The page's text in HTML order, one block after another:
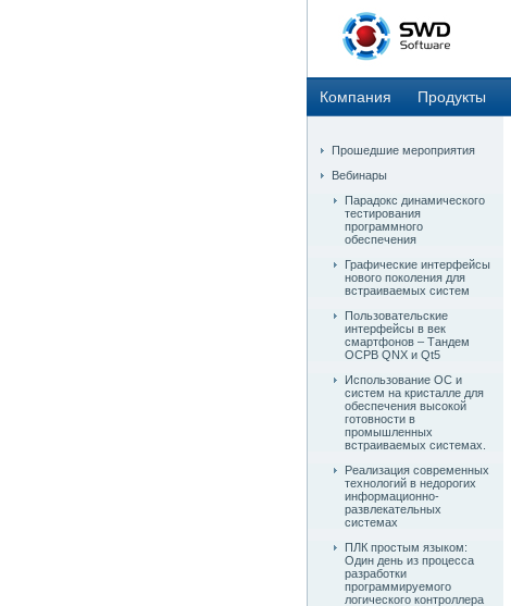
Компания Продукты
Прошедшие мероприятия
Вебинары
Парадокс динамического
тестирования
программного
обеспечения
Графические интерфейсы
нового поколения для
встраиваемых систем
Пользовательские
интерфейсы в век
смартфонов – Тандем
ОСРВ QNX и Qt5
Использование ОС и
систем на кристалле для
обеспечения высокой
готовности в
промышленных
встраиваемых системах.
Реализация современных
технологий в недорогих
информационно-
развлекательных
системах
ПЛК простым языком:
Один день из процесса
разработки
программируемого
логического контроллера